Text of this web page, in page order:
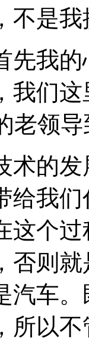
不是
先我
我们
老领
术的
给我
这个
否则
汽车
所以